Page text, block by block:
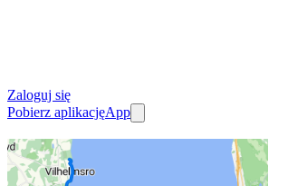
Zaloguj się
Pobierz aplikacjęApp